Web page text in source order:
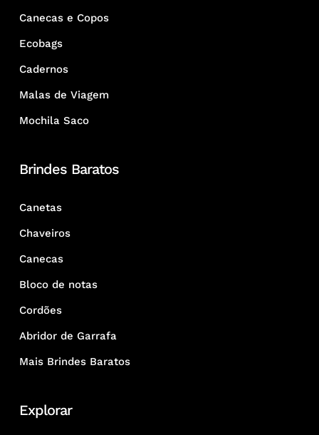
Canecas e Copos
Ecobags
Cadernos
Malas de Viagem
Mochila Saco
Brindes Baratos
Canetas
Chaveiros
Canecas
Bloco de notas
Cordões
Abridor de Garrafa
Mais Brindes Baratos
Explorar